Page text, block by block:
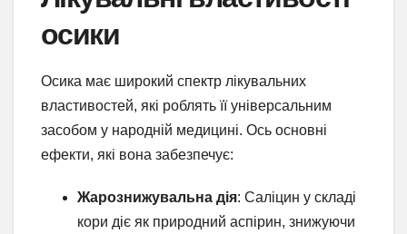
осики
Осика має широкий спектр лікувальних
властивостей, які роблять її універсальним
засобом у народній медицині. Ось основні
ефекти, які вона забезпечує:
Жарознижувальна дія: Саліцин у складі
кори діє як природний аспірин, знижуючи